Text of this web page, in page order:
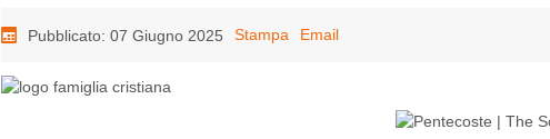
Pubblicato: 07 Giugno 2025 Stampa Email